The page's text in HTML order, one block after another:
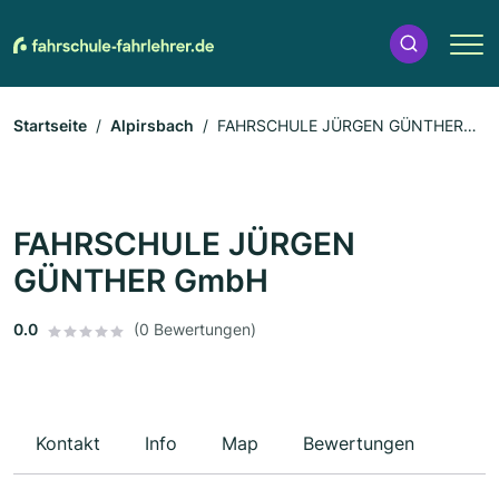
Startseite Alpirsbach
FAHRSCHULE JÜRGEN GÜNTHER
FAHRSCHULE JÜRGEN
GÜNTHER GmbH
0.0 (0 Bewertungen)
Kontakt Info Map Bewertungen